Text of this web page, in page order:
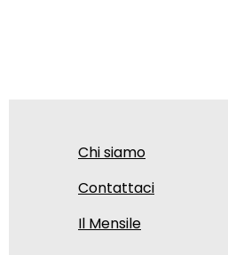
Chi siamo
Contattaci
Il Mensile